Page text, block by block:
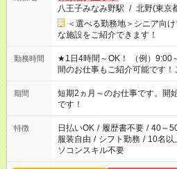
八王子みなみ野駅 / 北野(東京
＜選べる勤務地＞シニア向
な施設をご紹介できます！
勤務時間
★1日4時間～OK！ （例）9:00
間のお仕事もご紹介可能です
庭の都合でお休みが必要な場合
週最低15時間以上の勤務が必
期間
短期2ヵ月～のお仕事です。
です！
特徴 日払いOK / 履歴書不要 / 40～
服装自由 / シフト勤務 / 10名以
ソコンスキル不要